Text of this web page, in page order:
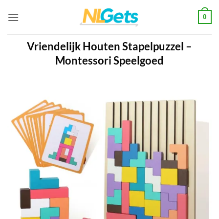
naar
0
Vriendelijk Houten Stapelpuzzel –
Montessori Speelgoed